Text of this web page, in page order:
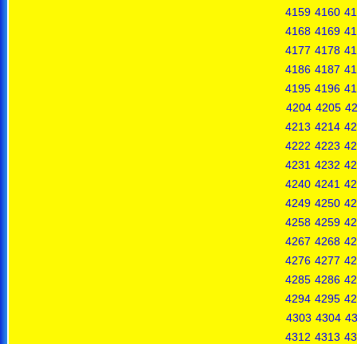
4159 4160
4168 4169
4177 4178
4186 4187
4195 4196
4204 4205
4213 4214
4222 4223
4231 4232
4240 4241
4249 4250
4258 4259
4267 4268
4276 4277
4285 4286
4294 4295
4303 4304
4312 4313